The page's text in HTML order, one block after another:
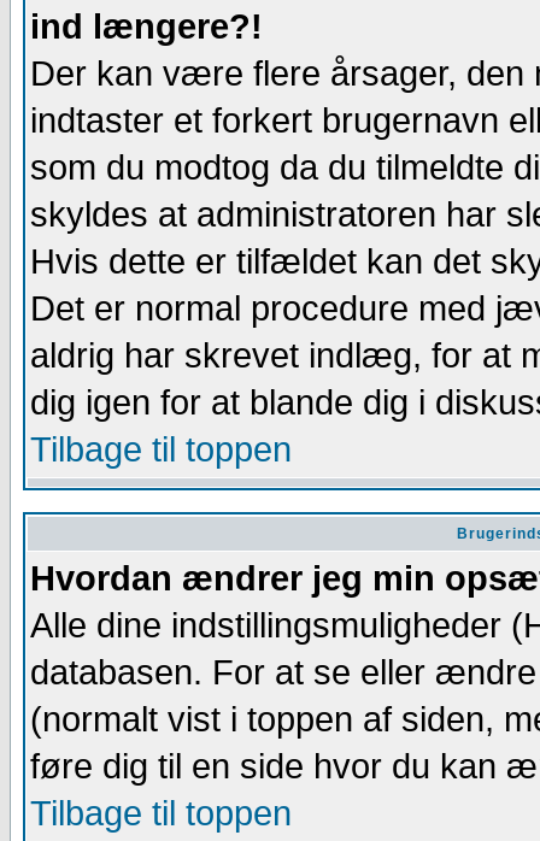
ind længere?!
Der kan være flere årsager, den
indtaster et forkert brugernavn
som du modtog da du tilmeldte
skyldes at administratoren har
Hvis dette er tilfældet kan det
Det er normal procedure med
aldrig har skrevet indlæg, for at
dig igen for at blande dig i
Tilbage til toppen
Hvordan ændrer jeg min
Alle dine indstillingsmuligheder
databasen. For at se eller
(normalt vist i toppen af siden,
føre dig til en side hvor du kan
Tilbage til toppen